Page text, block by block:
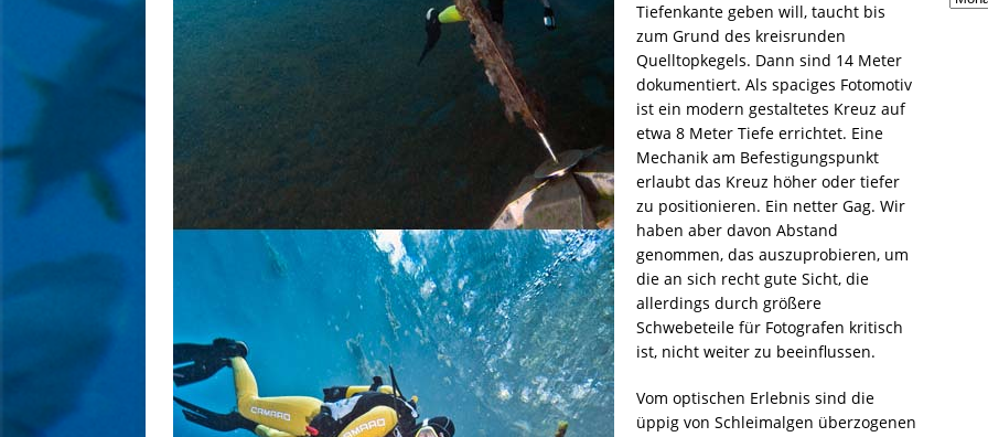
Tiefenkante geben will, taucht bis
zum Grund des kreisrunden
Quelltopkegels. Dann sind 14 Meter
dokumentiert. Als spaciges Fotomotiv
ist ein modern gestaltetes Kreuz auf
etwa 8 Meter Tiefe errichtet. Eine
Mechanik am Befestigungspunkt
erlaubt das Kreuz höher oder tiefer
zu positionieren. Ein netter Gag. Wir
haben aber davon Abstand
genommen, das auszuprobieren, um
die an sich recht gute Sicht, die
allerdings durch größere
Schwebeteile für Fotografen kritisch
ist, nicht weiter zu beeinflussen.
Vom optischen Erlebnis sind die
üppig von Schleimalgen überzogenen